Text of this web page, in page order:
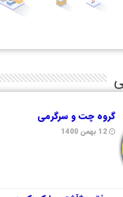
گروه چت و سرگرمی
12 بهمن 1400